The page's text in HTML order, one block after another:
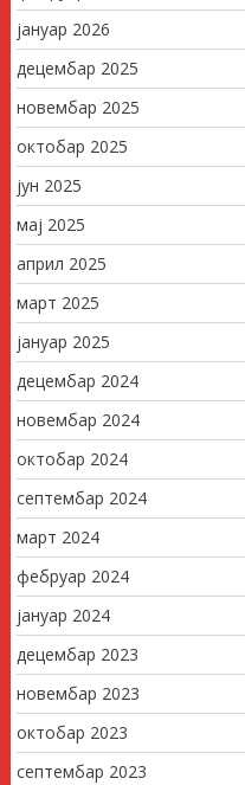
јануар 2026
децембар 2025
новембар 2025
октобар 2025
јун 2025
мај 2025
април 2025
март 2025
јануар 2025
децембар 2024
новембар 2024
октобар 2024
септембар 2024
март 2024
фебруар 2024
јануар 2024
децембар 2023
новембар 2023
октобар 2023
септембар 2023